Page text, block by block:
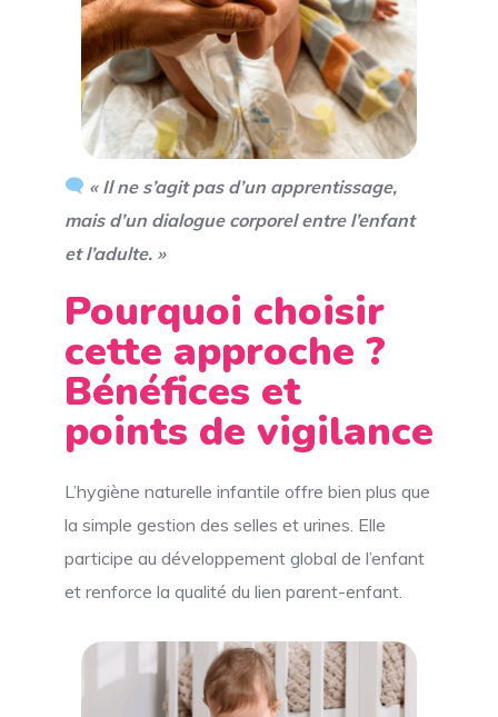
« Il ne s’agit pas d’un apprentissage,
mais d’un dialogue corporel entre l’enfant
et l’adulte. »
Pourquoi choisir
cette approche ?
Bénéfices et
points de vigilance
L’hygiène naturelle infantile offre bien plus que
la simple gestion des selles et urines. Elle
participe au développement global de l’enfant
et renforce la qualité du lien parent-enfant.